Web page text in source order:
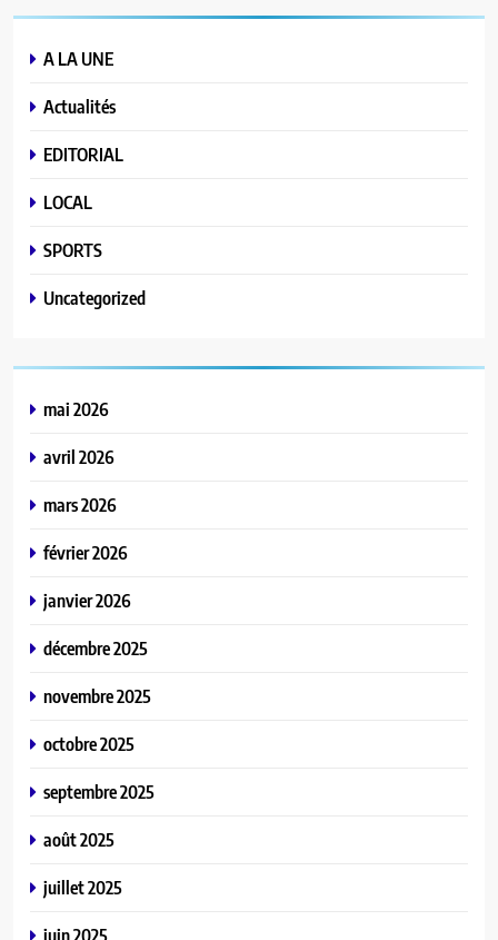
A LA UNE
Actualités
EDITORIAL
LOCAL
SPORTS
Uncategorized
mai 2026
avril 2026
mars 2026
février 2026
janvier 2026
décembre 2025
novembre 2025
octobre 2025
septembre 2025
août 2025
juillet 2025
juin 2025